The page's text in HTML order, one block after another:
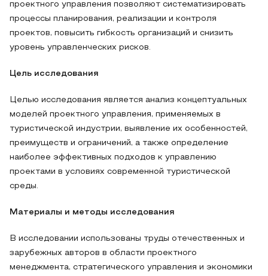
проектного управления позволяют систематизировать
процессы планирования, реализации и контроля
проектов, повысить гибкость организаций и снизить
уровень управленческих рисков.
Цель исследования
Целью исследования является анализ концептуальных
моделей проектного управления, применяемых в
туристической индустрии, выявление их особенностей,
преимуществ и ограничений, а также определение
наиболее эффективных подходов к управлению
проектами в условиях современной туристической
среды.
Материалы и методы исследования
В исследовании использованы труды отечественных и
зарубежных авторов в области проектного
менеджмента, стратегического управления и экономики